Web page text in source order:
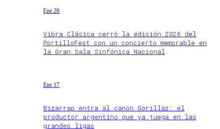
Ene 28
Vibra Clásica cerró la edición 2026 del
PortilloFest con un concierto memorable en
la Gran Sala Sinfónica Nacional
Ene 17
Bizarrap entra al canon Gorillaz: el
productor argentino que ya juega en las
grandes ligas